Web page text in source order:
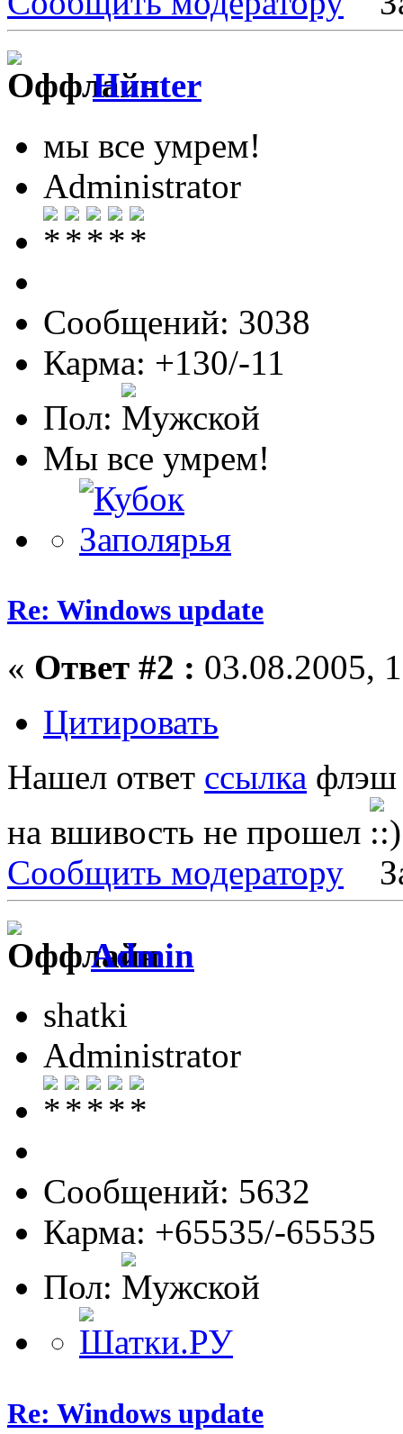
Hunter
мы все умрем!
Administrator
Сообщений: 3038
Карма: +130/-11
Пол:
Мы все умрем!
Re: Windows update
« Ответ #2 : 03.08.2005,
Цитировать
Нашел ответ ссылка флэш
на вшивость не прошел
Сообщить модератору
Admin
shatki
Administrator
Сообщений: 5632
Карма: +65535/-65535
Пол:
Re: Windows update